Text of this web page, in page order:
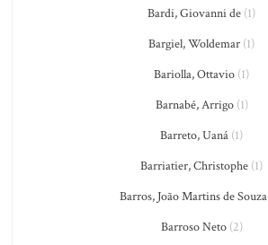
Bardi, Giovanni de (1)
Bargiel, Woldemar (1)
Bariolla, Ottavio (1)
Barnabé, Arrigo(1)
Barreto, Uaná (1)
Barriatier, Christophe (1)
Barros, João Martins de Souza
Barroso Neto(2)